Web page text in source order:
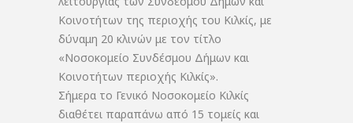
Κοινοτήτων της περιοχής του Κιλκίς, με
δύναμη 20 κλινών με τον τίτλο
«Νοσοκομείο Συνδέσμου Δήμων και
Κοινοτήτων περιοχής Κιλκίς».
Σήμερα το Γενικό Νοσοκομείο Κιλκίς
διαθέτει παραπάνω από 15 τομείς και